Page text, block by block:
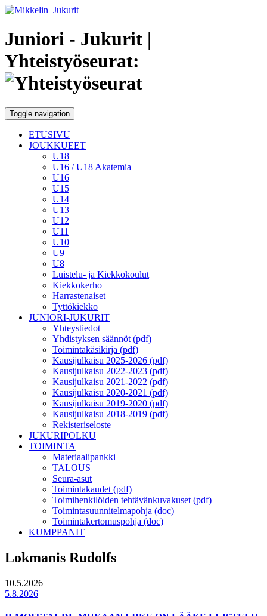
Juniori - Jukurit |
Yhteistyöseurat:
Toggle navigation
ETUSIVU
JOUKKUEET
U18
U16 / U18 Akatemia
U16
U15
U14
U13
U12
U11
U10
U9
U8
Luistelu- ja Kiekkokoulut
Kiekkokerho
Harrastenaiset
Tyttökiekko
JUNIORI-JUKURIT
Yhteystiedot
Yhdistyksen säännöt (pdf)
Toimintakäsikirja (pdf)
Kausijulkaisu 2025-2026 (pdf)
Kausijulkaisu 2022-2023 (pdf)
Kausijulkaisu 2021-2022 (pdf)
Kausijulkaisu 2020-2021 (pdf)
Kausijulkaisu 2019-2020 (pdf)
Kausijulkaisu 2018-2019 (pdf)
Rekisteriseloste
JUKURIPOLKU
TOIMINTA
Materiaalipankki
TALOUS
Seura-asut
Toimintakaudet (pdf)
Toimihenkilöiden tehtävänkuvakuset (pdf)
Toimintasuunnitelmapohja (doc)
Toimintakertomuspohja (doc)
KUMPPANIT
Lokmanis Rudolfs
10.5.2026
5.8.2026